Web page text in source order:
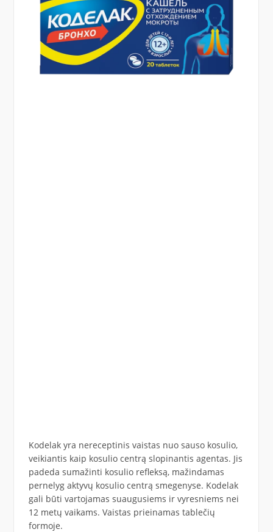
Kodelak yra nereceptinis vaistas nuo sauso kosulio,
veikiantis kaip kosulio centrą slopinantis agentas. Jis
padeda sumažinti kosulio refleksą, mažindamas
pernelyg aktyvų kosulio centrą smegenyse. Kodelak
gali būti vartojamas suaugusiems ir vyresniems nei
12 metų vaikams. Vaistas prieinamas tablečių
formoje.